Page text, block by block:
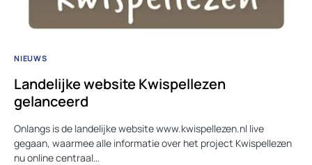
NIEUWS
Landelijke website Kwispellezen
gelanceerd
Onlangs is de landelijke website www.kwispellezen.nl live
gegaan, waarmee alle informatie over het project Kwispellezen
nu online centraal…